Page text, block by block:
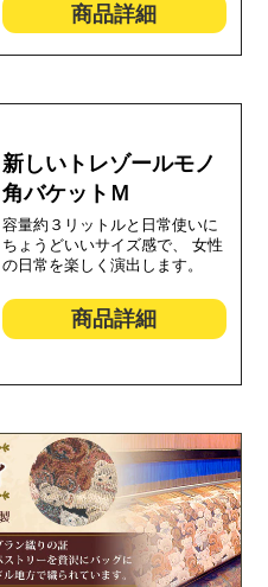
商品詳細
新しいトレゾールモノ
角バケットＭ
容量約３リットルと日常使いに
ちょうどいいサイズ感で、 女性
の日常を楽しく演出します。
商品詳細